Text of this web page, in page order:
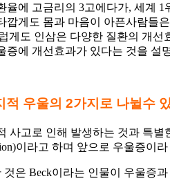
율에 고금리의 3고에다가, 세계
깝게도 몸과 마음이 아픈사람들
게도 인삼은 다양한 질환의 개
증에 개선효과가 있다는 것을
적 우울의 2가지로 나뉠수
사고로 인해 발생하는 것과 특
이라고 하며 앞으로 우울증이
은 Beck이라는 인물이 우울증